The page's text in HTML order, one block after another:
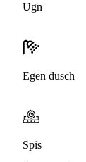
Ugn
Egen dusch
Spis